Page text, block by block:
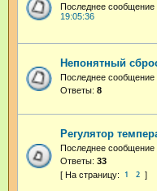
Последнее сообщение
19:05:36
Непонятный
Последнее сообщение
Ответы: 8
Регулятор
Последнее сообщение
Ответы: 33
1 2